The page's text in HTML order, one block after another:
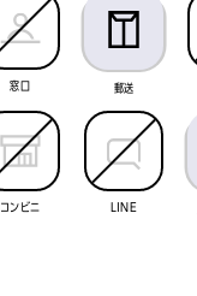
窓口 郵送
コンビニ LINE